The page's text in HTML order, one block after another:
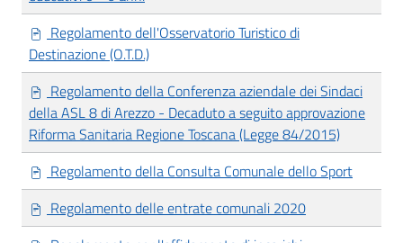
Regolamento dell'Osservatorio Turistico di
Destinazione (O.T.D.)
Regolamento della Conferenza aziendale dei Sindaci
della ASL 8 di Arezzo - Decaduto a seguito approvazione
Riforma Sanitaria Regione Toscana (Legge 84/2015)
Regolamento della Consulta Comunale dello Sport
Regolamento delle entrate comunali 2020